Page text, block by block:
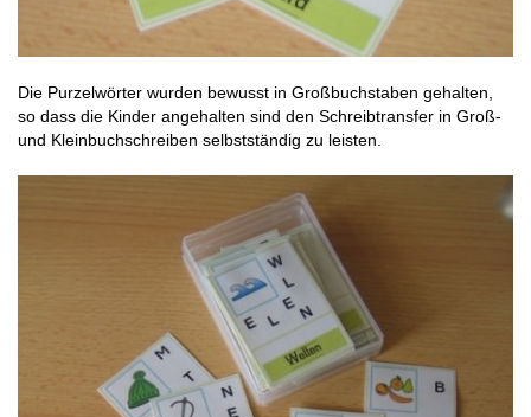
Die Purzelwörter wurden bewusst in Großbuchstaben gehalten,
so dass die Kinder angehalten sind den Schreibtransfer in Groß-
und Kleinbuchschreiben selbstständig zu leisten.